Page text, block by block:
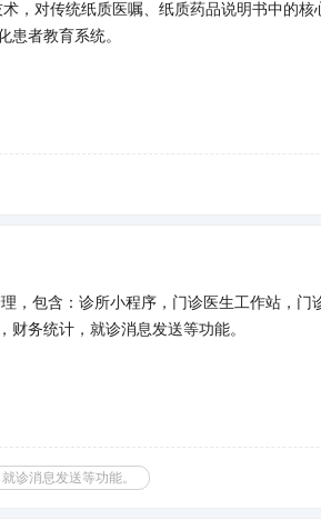
，对传统纸质医嘱、纸质药品说明书中的
患者教育系统。
，包含：诊所小程序，门诊医生工作站，门
务统计，就诊消息发送等功能。
就诊消息发送等功能。